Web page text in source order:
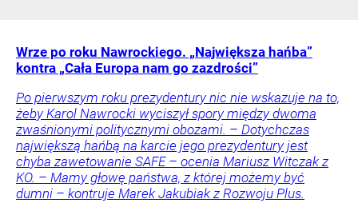
Wrze po roku Nawrockiego. „Największa hańba”
kontra „Cała Europa nam go zazdrości”
Po pierwszym roku prezydentury nic nie wskazuje na to,
żeby Karol Nawrocki wyciszył spory między dwoma
zwaśnionymi politycznymi obozami. – Dotychczas
największą hańbą na karcie jego prezydentury jest
chyba zawetowanie SAFE – ocenia Mariusz Witczak z
KO. – Mamy głowę państwa, z której możemy być
dumni – kontruje Marek Jakubiak z Rozwoju Plus.